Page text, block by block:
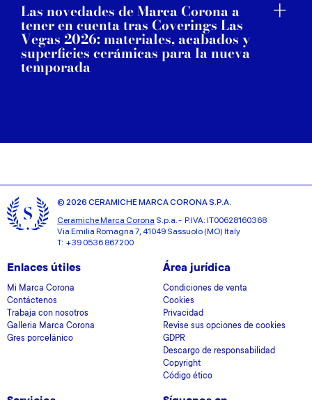
Las novedades de Marca Corona a
tener en cuenta tras Coverings Las
Vegas 2026: materiales, acabados y
superficies cerámicas para la nueva
temporada
© 2026 CERAMICHE MARCA CORONA S.P.A.
Ceramiche Marca Corona S.p.a. - P.IVA: IT00628160368
Via Emilia Romagna 7, 41049 Sassuolo (MO) Italy
T: +39 0536 867200
Enlaces útiles
Mi Marca Corona
Contáctenos
Trabaja con nosotros
Galleria Marca Corona
Gres porcelánico
Área jurídica
Condiciones de venta
Cookies
Privacidad
Revise sus opciones de cookies
GDPR
Descargo de responsabilidad
Copyright
Código ético